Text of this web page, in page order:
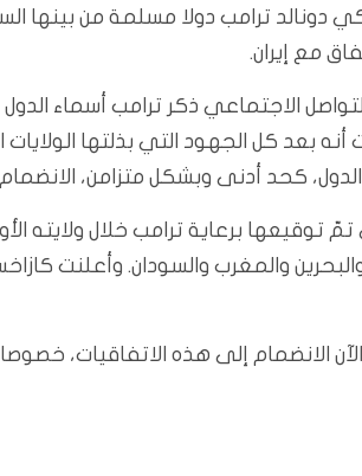
دونالد ترامب دولا مسلمة من بينها
مع إيران.
الاجتماعي ذكر ترامب أسماء
أنه بعد كل الجهود التي بذلتها
كحد أدنى وبشكل متزامن، الانضمام
الانضمام إلى هذه الاتفاقيات، خصوصا